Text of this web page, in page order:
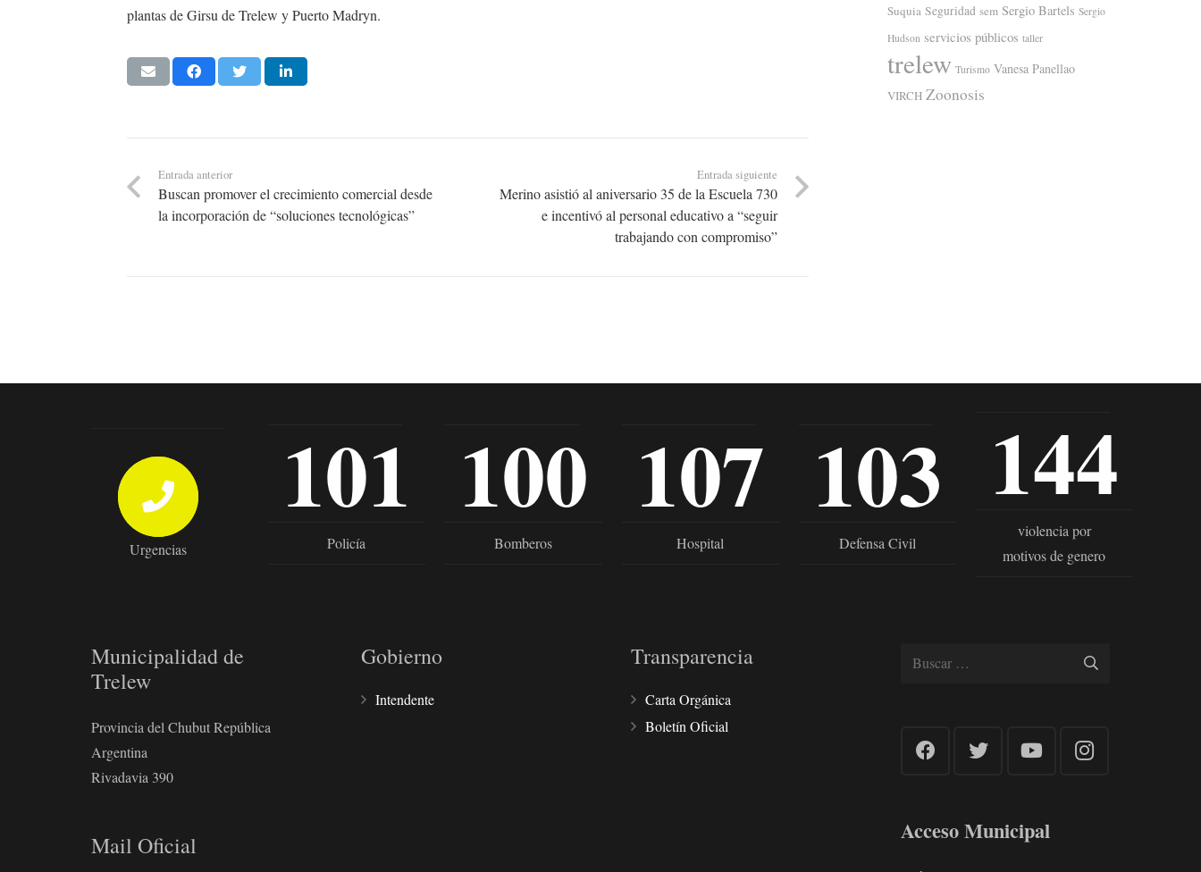
plantas de Girsu de Trelew y Puerto Madryn.
Entrada anterior
Buscan promover el crecimiento comercial desde
la incorporación de “soluciones tecnológicas”
Entrada siguiente
Merino asistió al aniversario 35 de la Escuela 730
e incentivó al personal educativo a “seguir
trabajando con compromiso”
Suquia Seguridad sem Sergio Bartels Sergio
Hudson servicios públicos taller
trelew Turismo Vanesa Panellao
VIRCH Zoonosis
Urgencias
101
Policía
100
Bomberos
107
Hospital
103
Defensa Civil
144
violencia por
motivos de genero
Municipalidad de
Trelew
Provincia del Chubut República
Argentina
Rivadavia 390
Mail Oficial
Gobierno
Intendente
Transparencia
Carta Orgánica
Boletín Oficial
Buscar:
Acceso Municipal